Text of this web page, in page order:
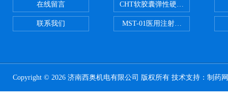
在线留言
联系我们
CHT软胶囊弹性硬度测试仪
MST-01医用注射器测试仪
Copyright © 2026 济南西奥机电有限公司 版权所有 技术支持： 制药网